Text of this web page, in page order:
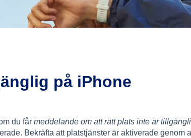
på iPhone
du får meddelande om att rätt plats inte är
Bekräfta att platstjänster är aktiverade genom